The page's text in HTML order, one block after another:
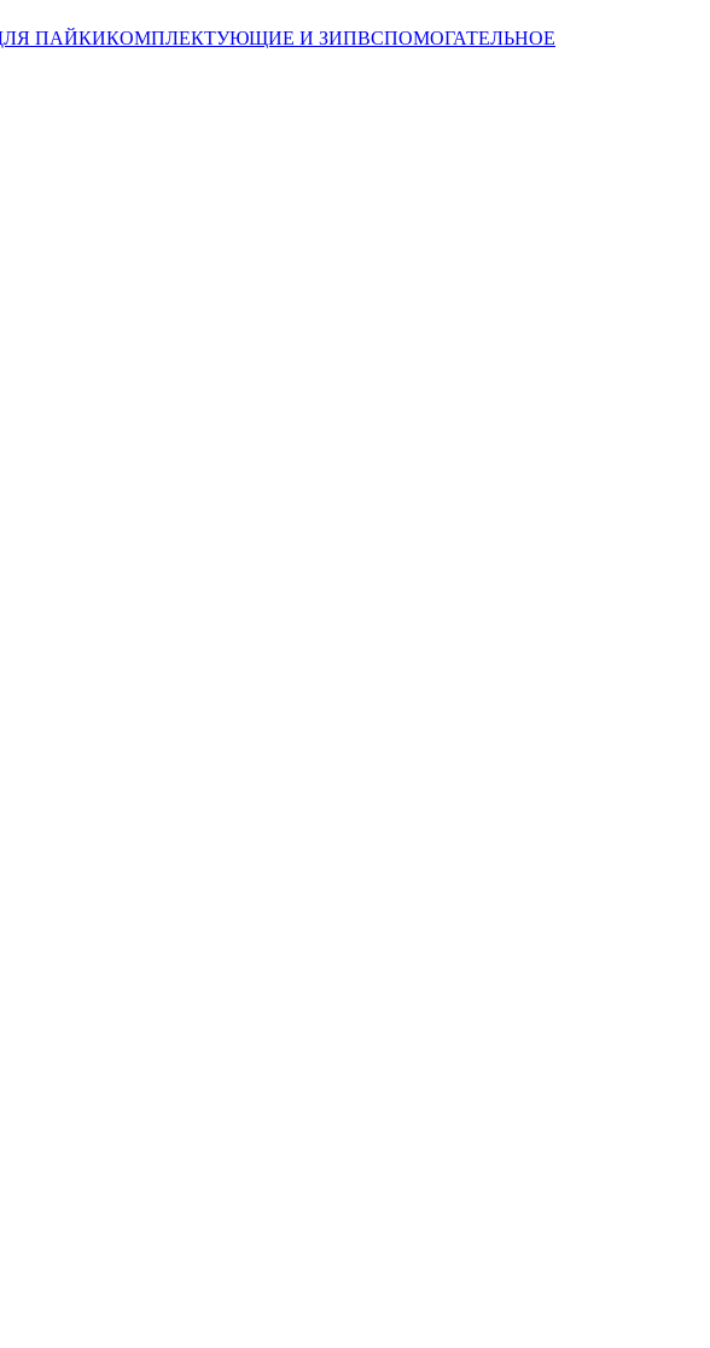
ПАЙКИКОМПЛЕКТУЮЩИЕ И ЗИПВСПОМОГАТЕЛЬНОЕ